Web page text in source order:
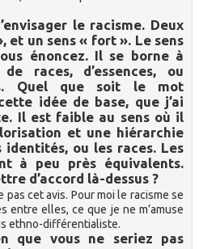
le racisme. Deux
et un sens « fort ». Le sens
énoncez. Il se borne à
races, d’essences, ou
Quel que soit le mot
idée de base, que j’ai
Il est faible au sens où il
et une hiérarchie
identités, ou les races. Les
à peu près équivalents.
d’accord là-dessus ?
pas cet avis. Pour moi le racisme se
entre elles, ce que je ne m’amuse
ethno-différentialiste.
que vous ne seriez pas